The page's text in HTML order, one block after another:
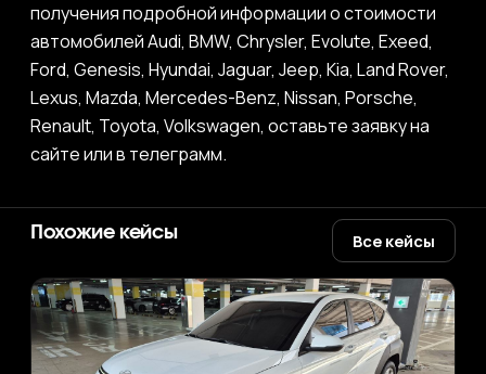
получения подробной информации о стоимости
автомобилей Audi, BMW, Chrysler, Evolute, Exeed,
Ford, Genesis, Hyundai, Jaguar, Jeep, Kia, Land Rover,
Lexus, Mazda, Mercedes-Benz, Nissan, Porsche,
Renault, Toyota, Volkswagen, оставьте заявку на
сайте или в телеграмм.
Похожие кейсы Все кейсы